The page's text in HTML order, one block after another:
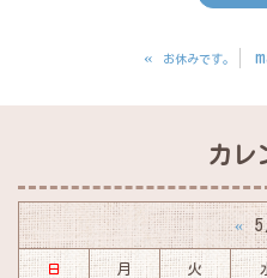
« お休みです。
カレ
«
日 月 火